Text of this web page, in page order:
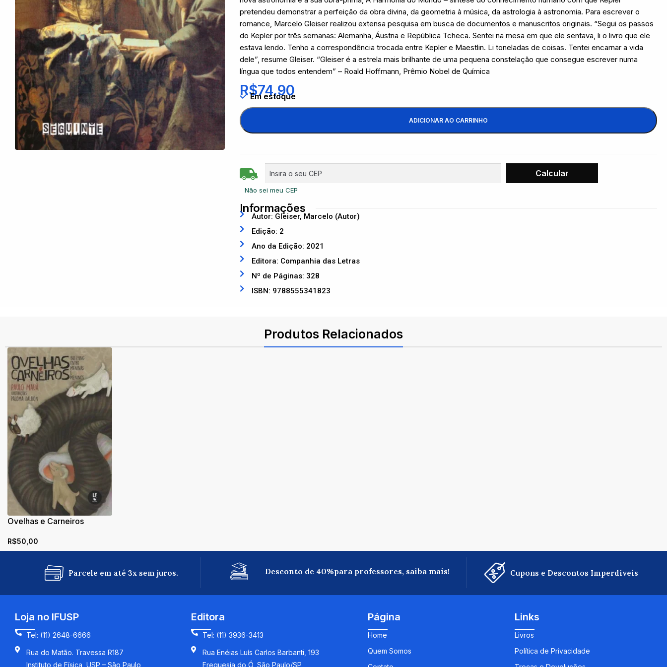
pretendeu demonstrar a perfeição da obra divina, da geometria à música, da astrologia à astronomia. Para escrever o
romance, Marcelo Gleiser realizou extensa pesquisa em busca de documentos e manuscritos originais. “Segui os passos
do Kepler por três semanas: Alemanha, Áustria e República Tcheca. Sentei na mesa em que ele sentava, li o livro que ele
estava lendo. Tenho a correspondência trocada entre Kepler e Maestlin. Li toneladas de coisas. Tentei encarnar a vida
dele”, resume Gleiser. “Gleiser é a estrela mais brilhante de uma pequena constelação que consegue escrever numa
língua que todos entendem” – Roald Hoffmann, Prêmio Nobel de Química
R$74,90
Em estoque
ADICIONAR AO CARRINHO
Não sei meu CEP
Informações
Autor: Gleiser, Marcelo (Autor)
Edição: 2
Ano da Edição: 2021
Editora: Companhia das Letras
Nº de Páginas: 328
ISBN: 9788555341823
Produtos Relacionados
Ovelhas e Carneiros
R$50,00
Parcele em até 3x sem juros. Desconto de 40%para professores, saiba mais! Cupons e Descontos Imperdíveis
Loja no IFUSP
Tel: (11) 2648-6666
Rua do Matão. Travessa R187
Instituto de Física, USP – São Paulo
Editora
Tel: (11) 3936-3413
Rua Enéias Luís Carlos Barbanti, 193
Freguesia do Ó, São Paulo/SP
Página
Home
Quem Somos
Links
Livros
Política de Privacidade